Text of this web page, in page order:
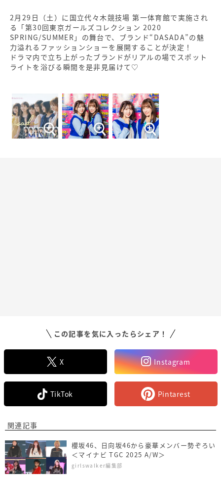
2月29日（土）に国立代々木競技場 第一体育館で実施され
る「第30回東京ガールズコレクション 2020
SPRING/SUMMER」の舞台で、ブランド“DASADA”の魅
力溢れるファッションショーを展開することが決定！
ドラマ内で立ち上がったブランドがリアルの場でスポット
ライトを浴びる瞬間を是非見届けて♡
この記事を気に入ったらシェア！
X Instagram
TikTok Pintarest
関連記事
櫻坂46、日向坂46から豪華メンバー勢ぞろい
＜マイナビ TGC 2025 A/W＞
girlswalker編集部